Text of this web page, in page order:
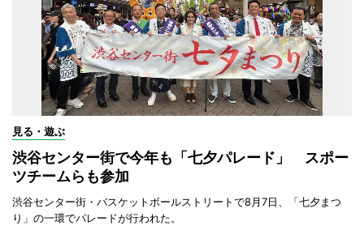
見る・遊ぶ
渋谷センター街で今年も「七夕パレード」 スポー
ツチームらも参加
渋谷センター街・バスケットボールストリートで8月7日、「七夕まつ
り」の一環でパレードが行われた。